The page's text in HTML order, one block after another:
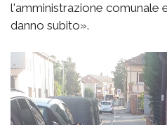
l'amministrazione comunale
danno subito».